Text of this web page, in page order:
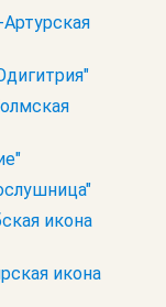
икона
икона